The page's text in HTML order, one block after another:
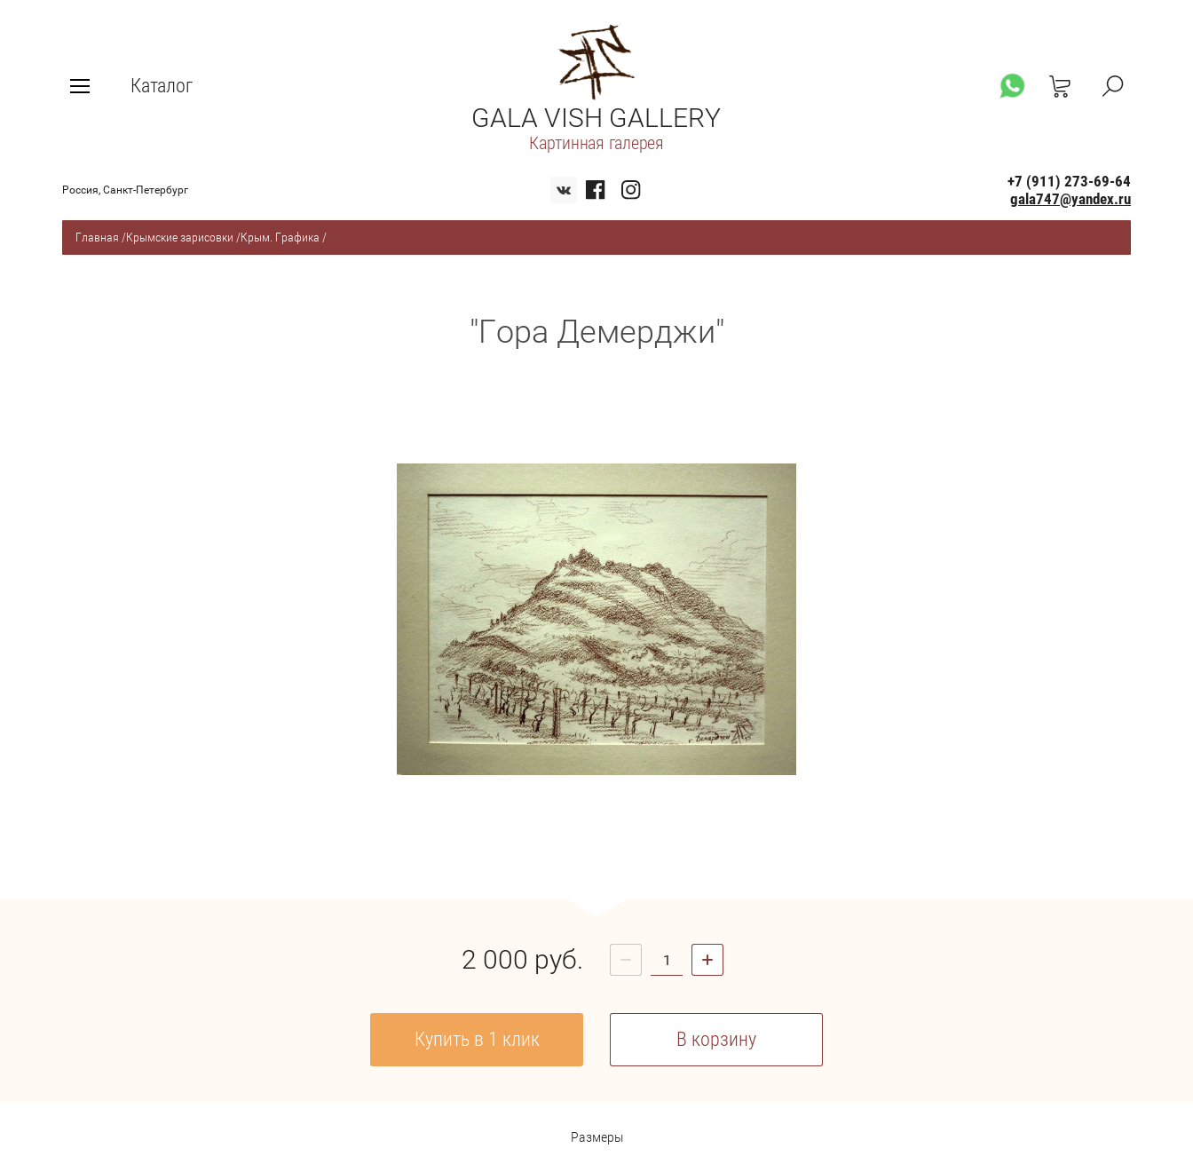
Каталог
GALA VISH GALLERY
Картинная галерея
Россия, Санкт-Петербург
+7 (911) 273-69-64
gala747@yandex.ru
Главная /Крымские зарисовки /Крым. Графика /
"Гора Демерджи"
2 000 руб.
Купить в 1 клик В корзину
Размеры